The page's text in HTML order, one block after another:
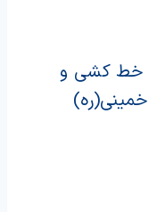
خط کشی و
خمینی(ره)